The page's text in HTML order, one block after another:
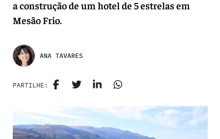
a construção de um hotel de 5 estrelas em
Mesão Frio.
ANA TAVARES
PARTILHE: